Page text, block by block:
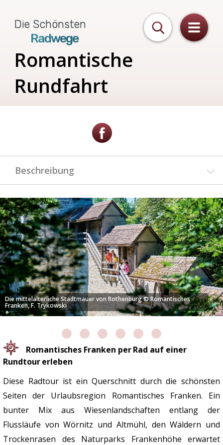
Die Schönsten
Radwege
Romantische
Rundfahrt
Beschreibung
Der historische Stadtkernvon Dinkelsbühl ©
Trykowski
Romantisches Franken per Rad auf einer
Rundtour erleben
Diese Radtour ist ein Querschnitt durch die schönsten
Seiten der Urlaubsregion Romantisches Franken. Ein
bunter Mix aus Wiesenlandschaften entlang der
Flussläufe von Wörnitz und Altmühl, den Wäldern und
Trockenrasen des Naturparks Frankenhöhe erwartet